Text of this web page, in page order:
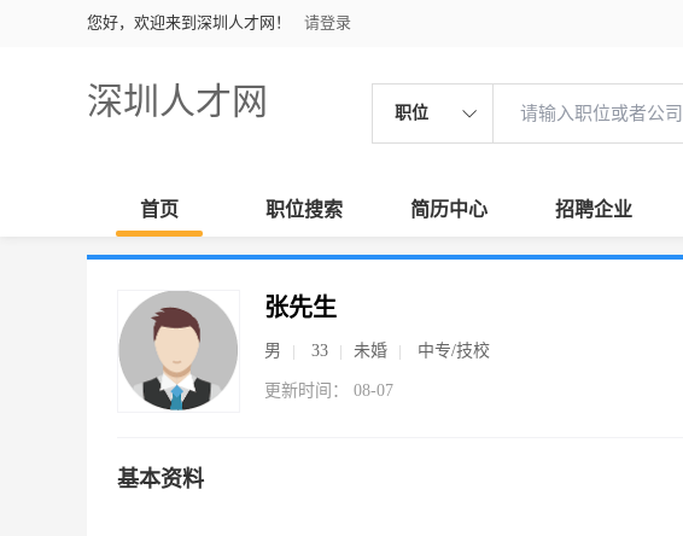
您好，欢迎来到深圳人才网！ 请登录
深圳人才网 职位
首页 职位搜索 简历中心 招聘企业
张先生
男 33 未婚 中专/技校
更新时间： 08-07
基本资料